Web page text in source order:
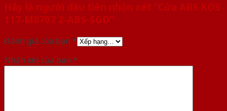
Hãy là người đầu tiên nhận xét “Cửa ABS KOS
117-M8707 2-ABS-SGD”
Đánh giá của bạn *
Nhận xét của bạn *